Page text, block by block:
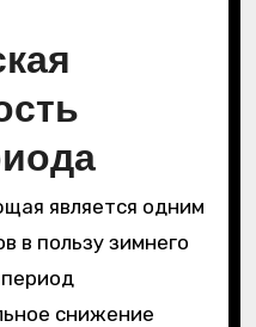
является одним
в пользу зимнего
снижение